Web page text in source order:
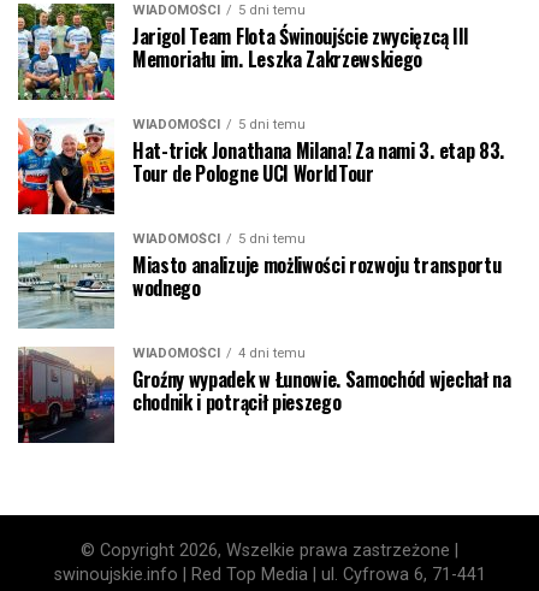
WIADOMOŚCI 5 dni temu
Jarigol Team Flota Świnoujście zwycięzcą III
Memoriału im. Leszka Zakrzewskiego
WIADOMOŚCI 5 dni temu
Hat-trick Jonathana Milana! Za nami 3. etap 83.
Tour de Pologne UCI WorldTour
WIADOMOŚCI 5 dni temu
Miasto analizuje możliwości rozwoju transportu
wodnego
WIADOMOŚCI 4 dni temu
Groźny wypadek w Łunowie. Samochód wjechał na
chodnik i potrącił pieszego
© Copyright 2026, Wszelkie prawa zastrzeżone |
swinoujskie.info | Red Top Media | ul. Cyfrowa 6, 71-441